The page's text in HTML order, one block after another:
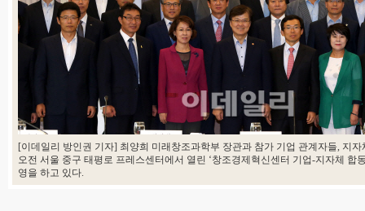
[이데일리 방인권 기자] 최양희 미래창조과학부 장관과 참가 기업 관계자들, 지자
오전 서울 중구 태평로 프레스센터에서 열린 ‘창조경제혁신센터 기업-지자체 합
영을 하고 있다.